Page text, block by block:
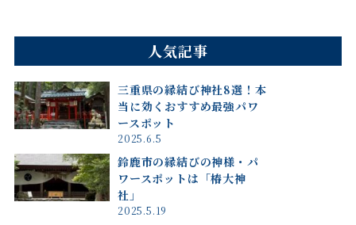
人気記事
三重県の縁結び神社8選！本
当に効くおすすめ最強パワ
ースポット
2025.6.5
鈴鹿市の縁結びの神様・パ
ワースポットは「椿大神
社」
2025.5.19